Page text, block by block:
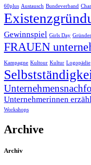
60plus Austausch Bundeverband
Gewinnspiel Girls Day
FRAUEN
Kampagne Kultour Kultur Logopädie
Unternehmerinnen
Workshops
Archive
Archiv